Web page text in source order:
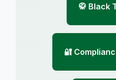
🥋 Black
🔐